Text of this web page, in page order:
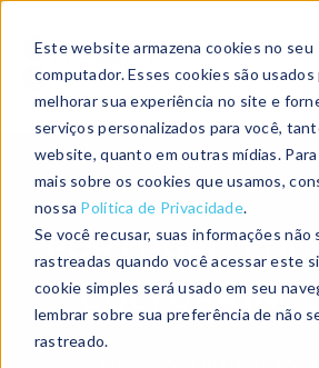
Este website armazena cookies no seu
computador. Esses cookies são usados
melhorar sua experiência no site e
serviços personalizados para você,
website, quanto em outras mídias.
mais sobre os cookies que usamos,
nossa Política de Privacidade.
Se você recusar, suas informações não
rastreadas quando você acessar este
cookie simples será usado em seu
lembrar sobre sua preferência de não
rastreado.
PORTUGAL:
CULTURA